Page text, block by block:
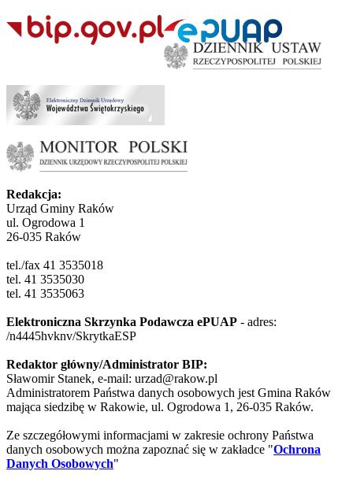
Redakcja:
Urząd Gminy Raków
ul. Ogrodowa 1
26-035 Raków
tel./fax 41 3535018
tel. 41 3535030
tel. 41 3535063
Elektroniczna Skrzynka Podawcza ePUAP - adres:
/n4445hvknv/SkrytkaESP
Redaktor główny/Administrator BIP:
Sławomir Stanek, e-mail: urzad@rakow.pl
Administratorem Państwa danych osobowych jest Gmina Raków
mająca siedzibę w Rakowie, ul. Ogrodowa 1, 26-035 Raków.
Ze szczegółowymi informacjami w zakresie ochrony Państwa
danych osobowych można zapoznać się w zakładce "Ochrona
Danych Osobowych"